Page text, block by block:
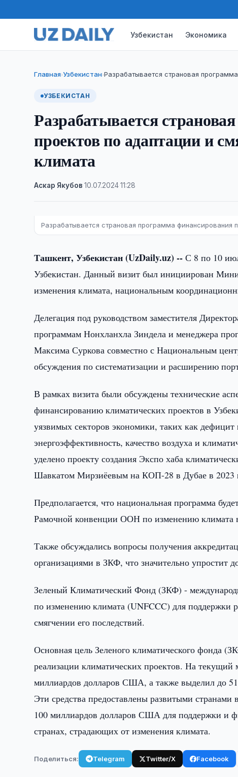
Узбекистан Экономика
Главная›Узбекистан›Разрабатывается страновая
УЗБЕКИСТАН
Разрабатывается
проектов по адаптации и
климата
Аскар Якубов ·10.07.2024·11:28
Разрабатывается страновая программа финансирования
Ташкент, Узбекистан (UzDaily.uz) -- С 8 по 10
Узбекистан. Данный визит был инициирован
изменения климата, национальным
Делегация под руководством заместителя
программам Нонхланхла Зиндела и менеджера
Максима Суркова совместно с Национальным
обсуждения по систематизации и расширению
В рамках визита были обсуждены технические
финансированию климатических проектов в
уязвимых секторов экономики, таких как
энергоэффективность, качество воздуха и
уделено проекту создания Экспо хаба
Шавкатом Мирзиёевым на КОП-28 в Дубае в 2023
Предполагается, что национальная программа
Рамочной конвенции ООН по изменению климата
Также обсуждались вопросы получения
организациями в ЗКФ, что значительно упростит
Зеленый Климатический Фонд (ЗКФ) -
по изменению климата (UNFCCC) для поддержки
смягчении его последствий.
Основная цель Зеленого климатического фонда
реализации климатических проектов. На
миллиардов долларов США, а также выделил до
Эти средства предоставлены развитыми странами
100 миллиардов долларов США для поддержки и
странах, страдающих от изменения климата.
Поделиться: Telegram Twitter/X Facebook